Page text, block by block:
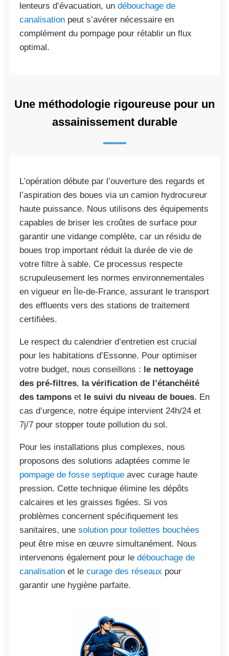
lenteurs d’évacuation, un débouchage de
canalisation peut s’avérer nécessaire en
complément du pompage pour rétablir un flux
optimal.
Une méthodologie rigoureuse pour un
assainissement durable
L’opération débute par l’ouverture des regards et
l’aspiration des boues via un camion hydrocureur
haute puissance. Nous utilisons des équipements
capables de briser les croûtes de surface pour
garantir une vidange complète, car un résidu de
boues trop important réduit la durée de vie de
votre filtre à sable. Ce processus respecte
scrupuleusement les normes environnementales
en vigueur en Île-de-France, assurant le transport
des effluents vers des stations de traitement
certifiées.
Le respect du calendrier d’entretien est crucial
pour les habitations d’Essonne. Pour optimiser
votre budget, nous conseillons : le nettoyage
des pré-filtres, la vérification de l’étanchéité
des tampons et le suivi du niveau de boues. En
cas d’urgence, notre équipe intervient 24h/24 et
7j/7 pour stopper toute pollution du sol.
Pour les installations plus complexes, nous
proposons des solutions adaptées comme le
pompage de fosse septique avec curage haute
pression. Cette technique élimine les dépôts
calcaires et les graisses figées. Si vos
problèmes concernent spécifiquement les
sanitaires, une solution pour toilettes bouchées
peut être mise en œuvre simultanément. Nous
intervenons également pour le débouchage de
canalisation et le curage des réseaux pour
garantir une hygiène parfaite.